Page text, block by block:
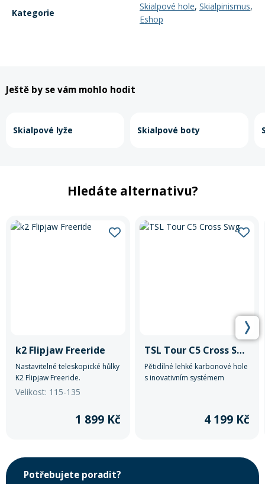
Kategorie
Skialpové hole, Skialpinismus,
Eshop
Ještě by se vám mohlo hodit
Skialpové lyže Skialpové boty
Hledáte alternativu?
k2 Flipjaw Freeride
Nastavitelné teleskopické hůlky
K2 Flipjaw Freeride.
Velikost: 115-135
1 899 Kč
TSL Tour C5 Cross Swg
Pětidílné lehké karbonové hole
s inovativním systémem
4 199 Kč
Potřebujete poradit?